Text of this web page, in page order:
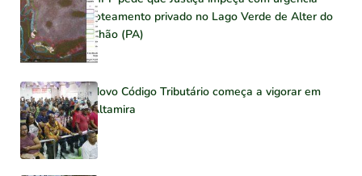
loteamento privado no Lago Verde de Alter do
Chão (PA)
Novo Código Tributário começa a vigorar em
Altamira